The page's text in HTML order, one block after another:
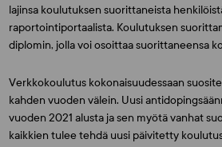
lajinsa koulutuksen suorittaneista
raportointiportaalista. Koulutuksen
diplomin, jolla voi osoittaa suorittaneensa
Verkkokoulutus kokonaisuudessaan
kahden vuoden välein. Uusi
vuoden 2021 alusta ja sen myötä vanhat
kaikkien tulee tehdä uusi päivitetty